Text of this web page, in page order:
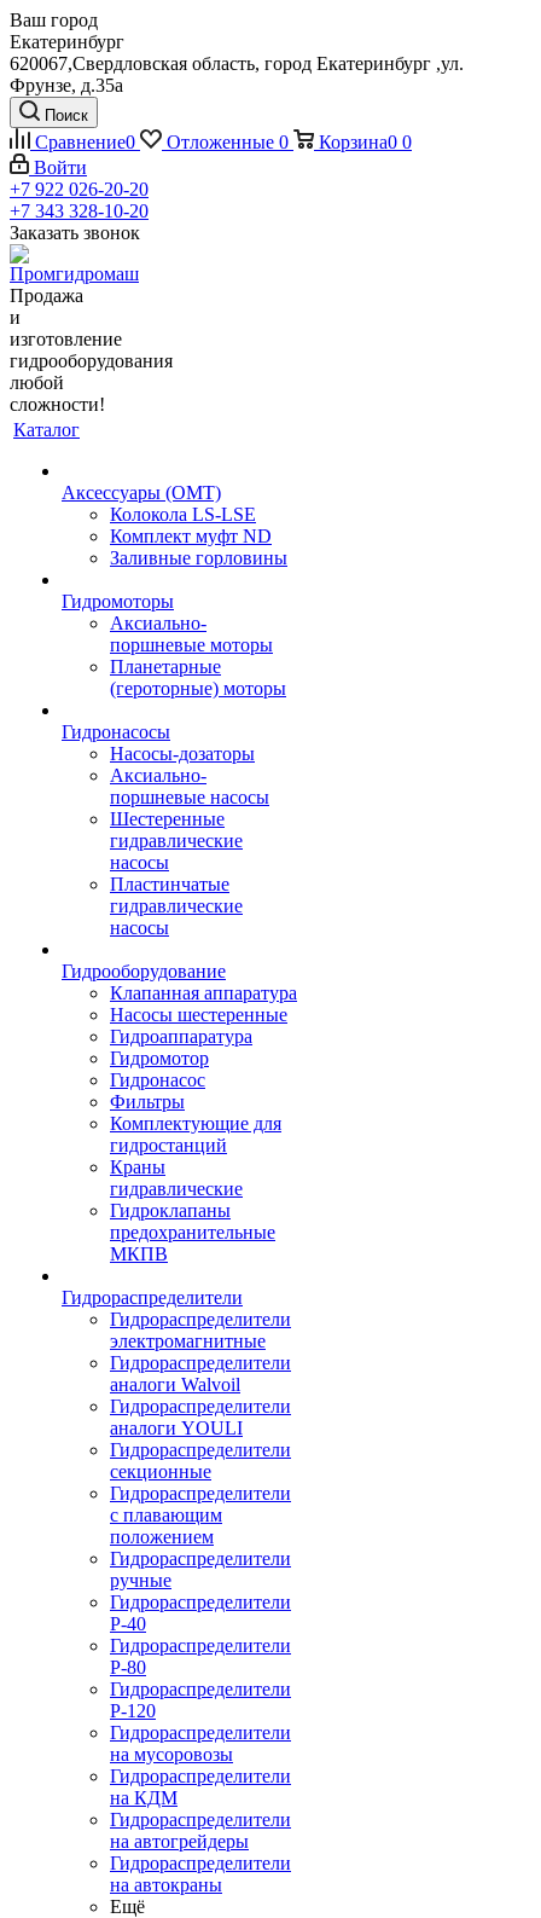
Ваш город
Екатеринбург
620067,Свердловская область, город Екатеринбург ,ул.
Фрунзе, д.35а
Поиск
Сравнение0 Отложенные 0 Корзина0 0
Войти
+7 922 026-20-20
+7 343 328-10-20
Заказать звонок
Продажа
и
изготовление
гидрооборудования
любой
сложности!
Каталог
Аксессуары (OMT)
Колокола LS-LSE
Комплект муфт ND
Заливные горловины
Гидромоторы
Аксиально-
поршневые моторы
Планетарные
(героторные) моторы
Гидронасосы
Насосы-дозаторы
Аксиально-
поршневые насосы
Шестеренные
гидравлические
насосы
Пластинчатые
гидравлические
насосы
Гидрооборудование
Клапанная аппаратура
Насосы шестеренные
Гидроаппаратура
Гидромотор
Гидронасос
Фильтры
Комплектующие для
гидростанций
Краны
гидравлические
Гидроклапаны
предохранительные
МКПВ
Гидрораспределители
Гидрораспределители
электромагнитные
Гидрораспределители
аналоги Walvoil
Гидрораспределители
аналоги YOULI
Гидрораспределители
секционные
Гидрораспределители
с плавающим
положением
Гидрораспределители
ручные
Гидрораспределители
Р-40
Гидрораспределители
Р-80
Гидрораспределители
Р-120
Гидрораспределители
на мусоровозы
Гидрораспределители
на КДМ
Гидрораспределители
на автогрейдеры
Гидрораспределители
на автокраны
Ещё